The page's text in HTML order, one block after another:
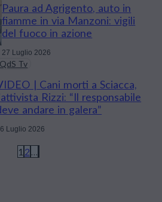
Paura ad Agrigento, auto in
fiamme in via Manzoni: vigili
del fuoco in azione
27 Luglio 2026
QdS Tv
| Cani morti a Sciacca,
Rizzi: “Il responsabile
andare in galera”
Luglio 2026
1 2